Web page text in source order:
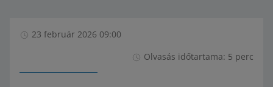
23 február 2026 09:00
Olvasás időtartama: 5 perc